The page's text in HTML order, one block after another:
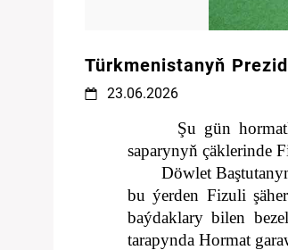
Türkmenistanyň
23.06.2026
Şu gün
saparynyň çäklerinde
Döwlet
bu ýerden Fizuli
baýdaklary bilen
tarapynda Hormat